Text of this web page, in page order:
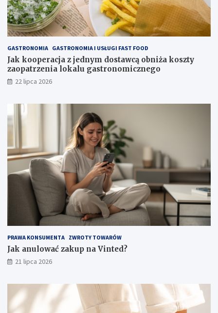
GASTRONOMIA GASTRONOMIA I USŁUGI FAST FOOD
Jak kooperacja z jednym dostawcą obniża koszty
zaopatrzenia lokalu gastronomicznego
22 lipca 2026
PRAWA KONSUMENTA ZWROTY TOWARÓW
Jak anulować zakup na Vinted?
21 lipca 2026